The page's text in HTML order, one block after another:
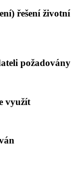
řešení životní
požadovány
využít